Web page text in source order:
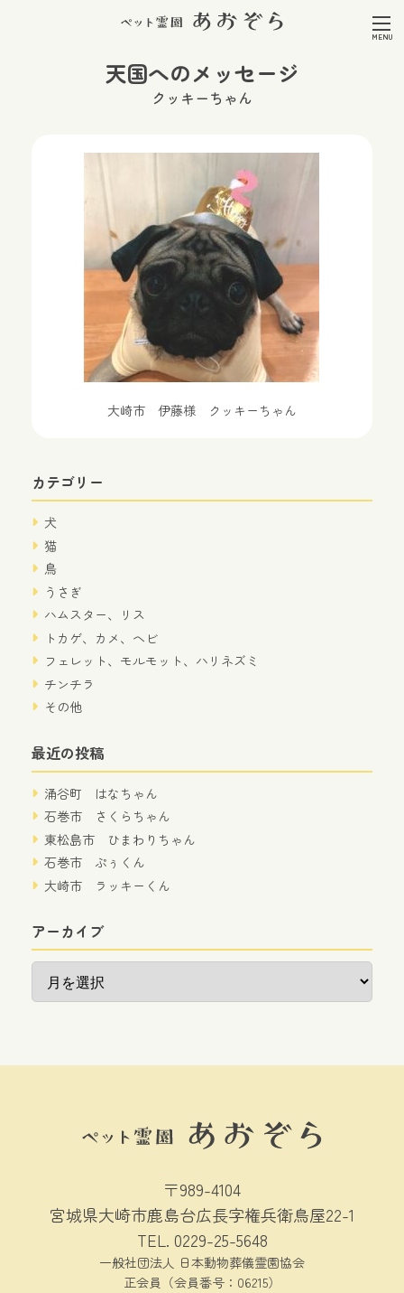
天国へのメッセージ
クッキーちゃん
大崎市 伊藤様 クッキーちゃん
カテゴリー
犬
猫
鳥
うさぎ
ハムスター、リス
トカゲ、カメ、ヘビ
フェレット、モルモット、ハリネズミ
チンチラ
その他
最近の投稿
涌谷町 はなちゃん
石巻市 さくらちゃん
東松島市 ひまわりちゃん
石巻市 ぷぅくん
大崎市 ラッキーくん
アーカイブ
〒989-4104
宮城県大崎市鹿島台広長字権兵衛鳥屋22-1
TEL. 0229-25-5648
一般社団法人 日本動物葬儀霊園協会
正会員（会員番号：06215）